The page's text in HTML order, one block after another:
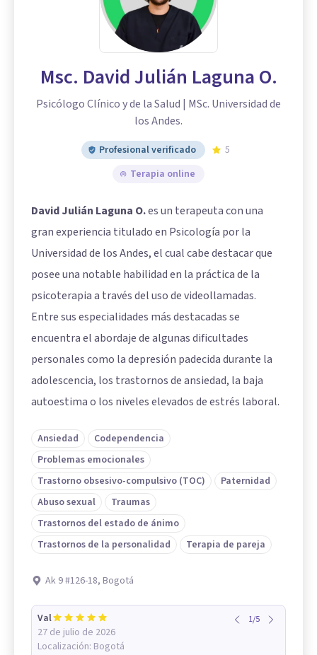
Msc. David Julián Laguna O.
Psicólogo Clínico y de la Salud | MSc. Universidad de
los Andes.
Profesional verificado
5
Terapia online
David Julián Laguna O.es un terapeuta con una
gran experiencia titulado en Psicología por la
Universidad de los Andes, el cual cabe destacar que
posee una notable habilidad en la práctica de la
psicoterapia a través del uso de videollamadas.
Entre sus especialidades más destacadas se
encuentra el abordaje de algunas dificultades
personales como la depresión padecida durante la
adolescencia, los trastornos de ansiedad, la baja
autoestima o los niveles elevados de estrés laboral.
Ansiedad
Codependencia
Problemas emocionales
Trastorno obsesivo-compulsivo (TOC)
Paternidad
Abuso sexual
Traumas
Trastornos del estado de ánimo
Trastornos de la personalidad
Terapia de pareja
Ak 9 #126-18, Bogotá
Val
27 de julio de 2026
Localización: Bogotá
1/5